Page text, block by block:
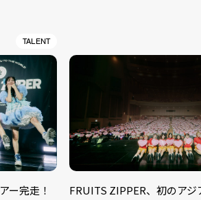
TALENT
ー完走！
FRUITS ZIPPER、初のアジ